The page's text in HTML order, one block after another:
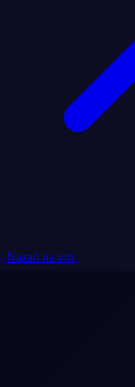
Nazad na vrh